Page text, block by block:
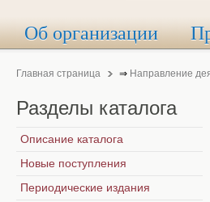
Об организации
Главная страница ⇒ Направление
Разделы каталога
Описание каталога
Новые поступления
Периодические издания